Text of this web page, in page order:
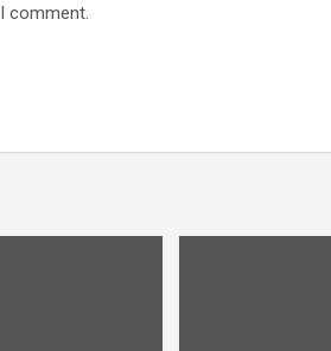
comment.